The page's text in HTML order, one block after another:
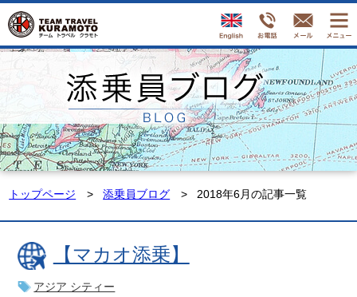
トップページ 添乗員ブログ 2018年6月の記事一覧
【マカオ添乗】
アジア シティー